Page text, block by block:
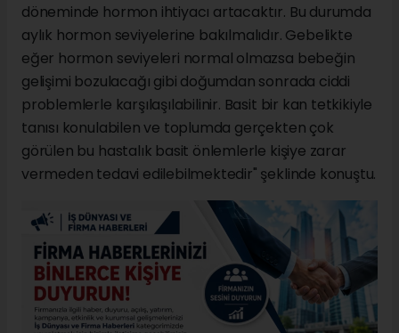
döneminde hormon ihtiyacı artacaktır. Bu durumda
aylık hormon seviyelerine bakılmalıdır. Gebelikte
eğer hormon seviyeleri normal olmazsa bebeğin
gelişimi bozulacağı gibi doğumdan sonrada ciddi
problemlerle karşılaşılabilinir. Basit bir kan tetkikiyle
tanısı konulabilen ve toplumda gerçekten çok
görülen bu hastalık basit önlemlerle kişiye zarar
vermeden tedavi edilebilmektedir" şeklinde konuştu.